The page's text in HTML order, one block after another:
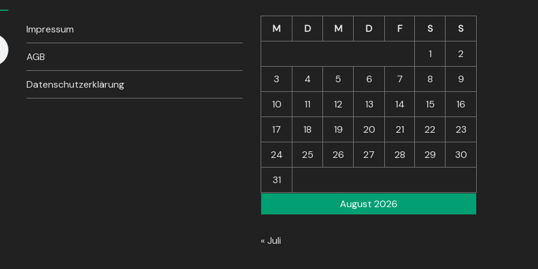
Impressum
AGB
Datenschutzerklärung
August 2026
M D M D F S
S
1
2
3
4 5 6 7 8
9
10
11 12 13 14 15
16
17
18 19 20 21 22
23
24
25 26 27 28 29
30
31
« Juli